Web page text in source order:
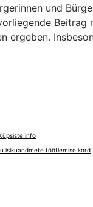
und
Beitrag
ergeben.
info
isikuandmete töötlemise kord